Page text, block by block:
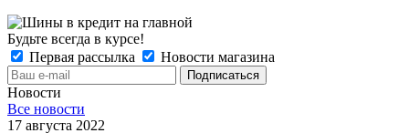
Будьте всегда в курсе!
Первая рассылка
Новости магазина
Новости
Все новости
17 августа 2022